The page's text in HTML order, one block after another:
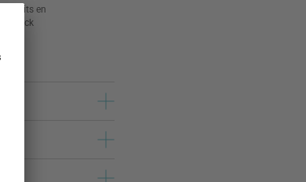
produits en
stock